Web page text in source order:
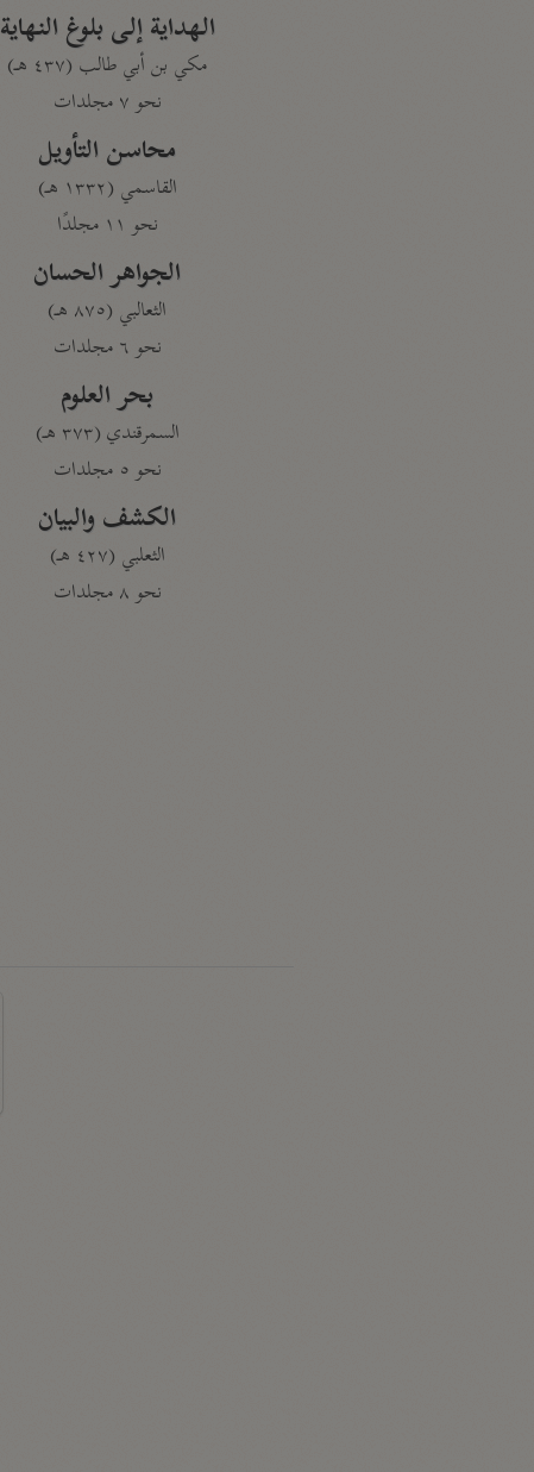
الهداية إلى بلوغ النهاية
مكي بن أبي طالب (٤٣٧ هـ)
نحو ٧ مجلدات
محاسن التأويل
القاسمي (١٣٣٢ هـ)
نحو ١١ مجلدًا
الجواهر الحسان
الثعالبي (٨٧٥ هـ)
نحو ٦ مجلدات
بحر العلوم
السمرقندي (٣٧٣ هـ)
نحو ٥ مجلدات
الكشف والبيان
الثعلبي (٤٢٧ هـ)
نحو ٨ مجلدات